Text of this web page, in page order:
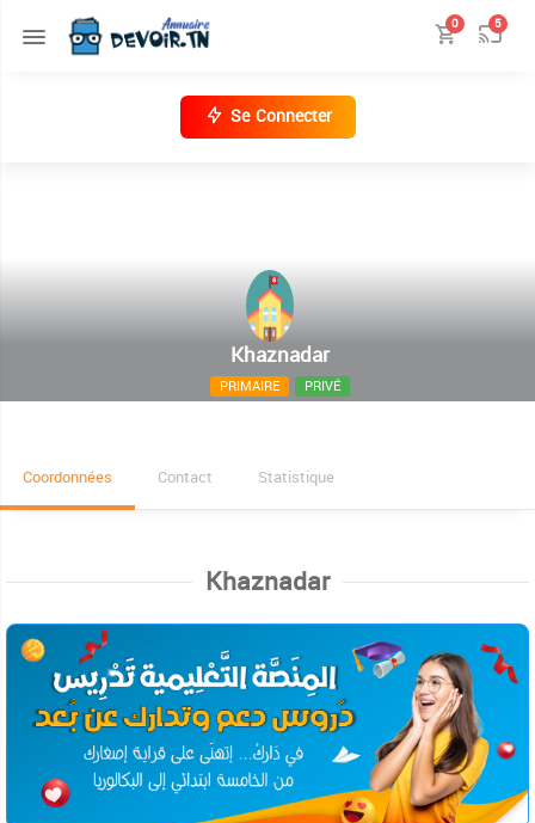
0 5
Se Connecter
Khaznadar
PRIMAIRE PRIVÉ
Rue Al Bassatine Manouba
Coordonnées Contact Statistique
Khaznadar